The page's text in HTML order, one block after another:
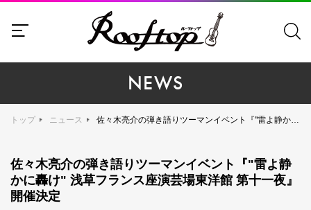
NEWS
トップ ニュース 佐々木亮介の弾き語りツーマンイベント『"雷よ静かに轟け" 浅草フランス座演芸場東洋館 第十一夜』開催決定
佐々木亮介の弾き語りツーマンイベント『"雷よ静
かに轟け" 浅草フランス座演芸場東洋館 第十一夜』
開催決定